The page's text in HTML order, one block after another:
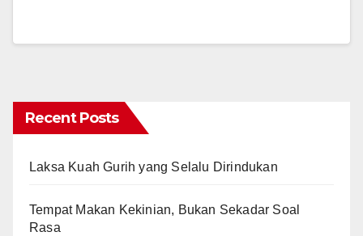
Recent Posts
Laksa Kuah Gurih yang Selalu Dirindukan
Tempat Makan Kekinian, Bukan Sekadar Soal
Rasa